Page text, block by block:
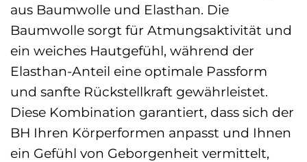
aus Baumwolle und Elasthan. Die
Baumwolle sorgt für Atmungsaktivität und
ein weiches Hautgefühl, während der
Elasthan-Anteil eine optimale Passform
und sanfte Rückstellkraft gewährleistet.
Diese Kombination garantiert, dass sich der
BH Ihren Körperformen anpasst und Ihnen
ein Gefühl von Geborgenheit vermittelt,